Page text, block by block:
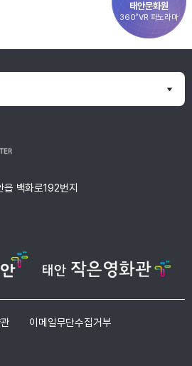
태안문화원
360˚VR 파노라마
백화로192번지
이메일무단수집거부